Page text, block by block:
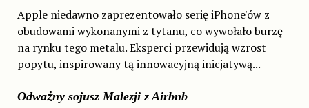
Apple niedawno zaprezentowało serię iPhone'ów z
obudowami wykonanymi z tytanu, co wywołało burzę
na rynku tego metalu. Eksperci przewidują wzrost
popytu, inspirowany tą innowacyjną inicjatywą...
Odważny sojusz Malezji z Airbnb